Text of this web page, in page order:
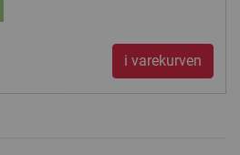
i varekurven